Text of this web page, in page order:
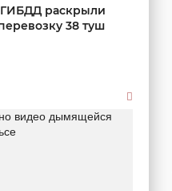
раскрыли
38 туш